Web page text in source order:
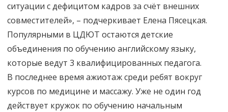
ситуации с дефицитом кадров за счёт внешних
совместителей», – подчеркивает Елена Пясецкая.
Популярными в ЦДЮТ остаются детские
объединения по обучению английскому языку,
которые ведут 3 квалифицированных педагога.
В последнее время ажиотаж среди ребят вокруг
курсов по медицине и массажу. Уже не один год
действует кружок по обучению начальным